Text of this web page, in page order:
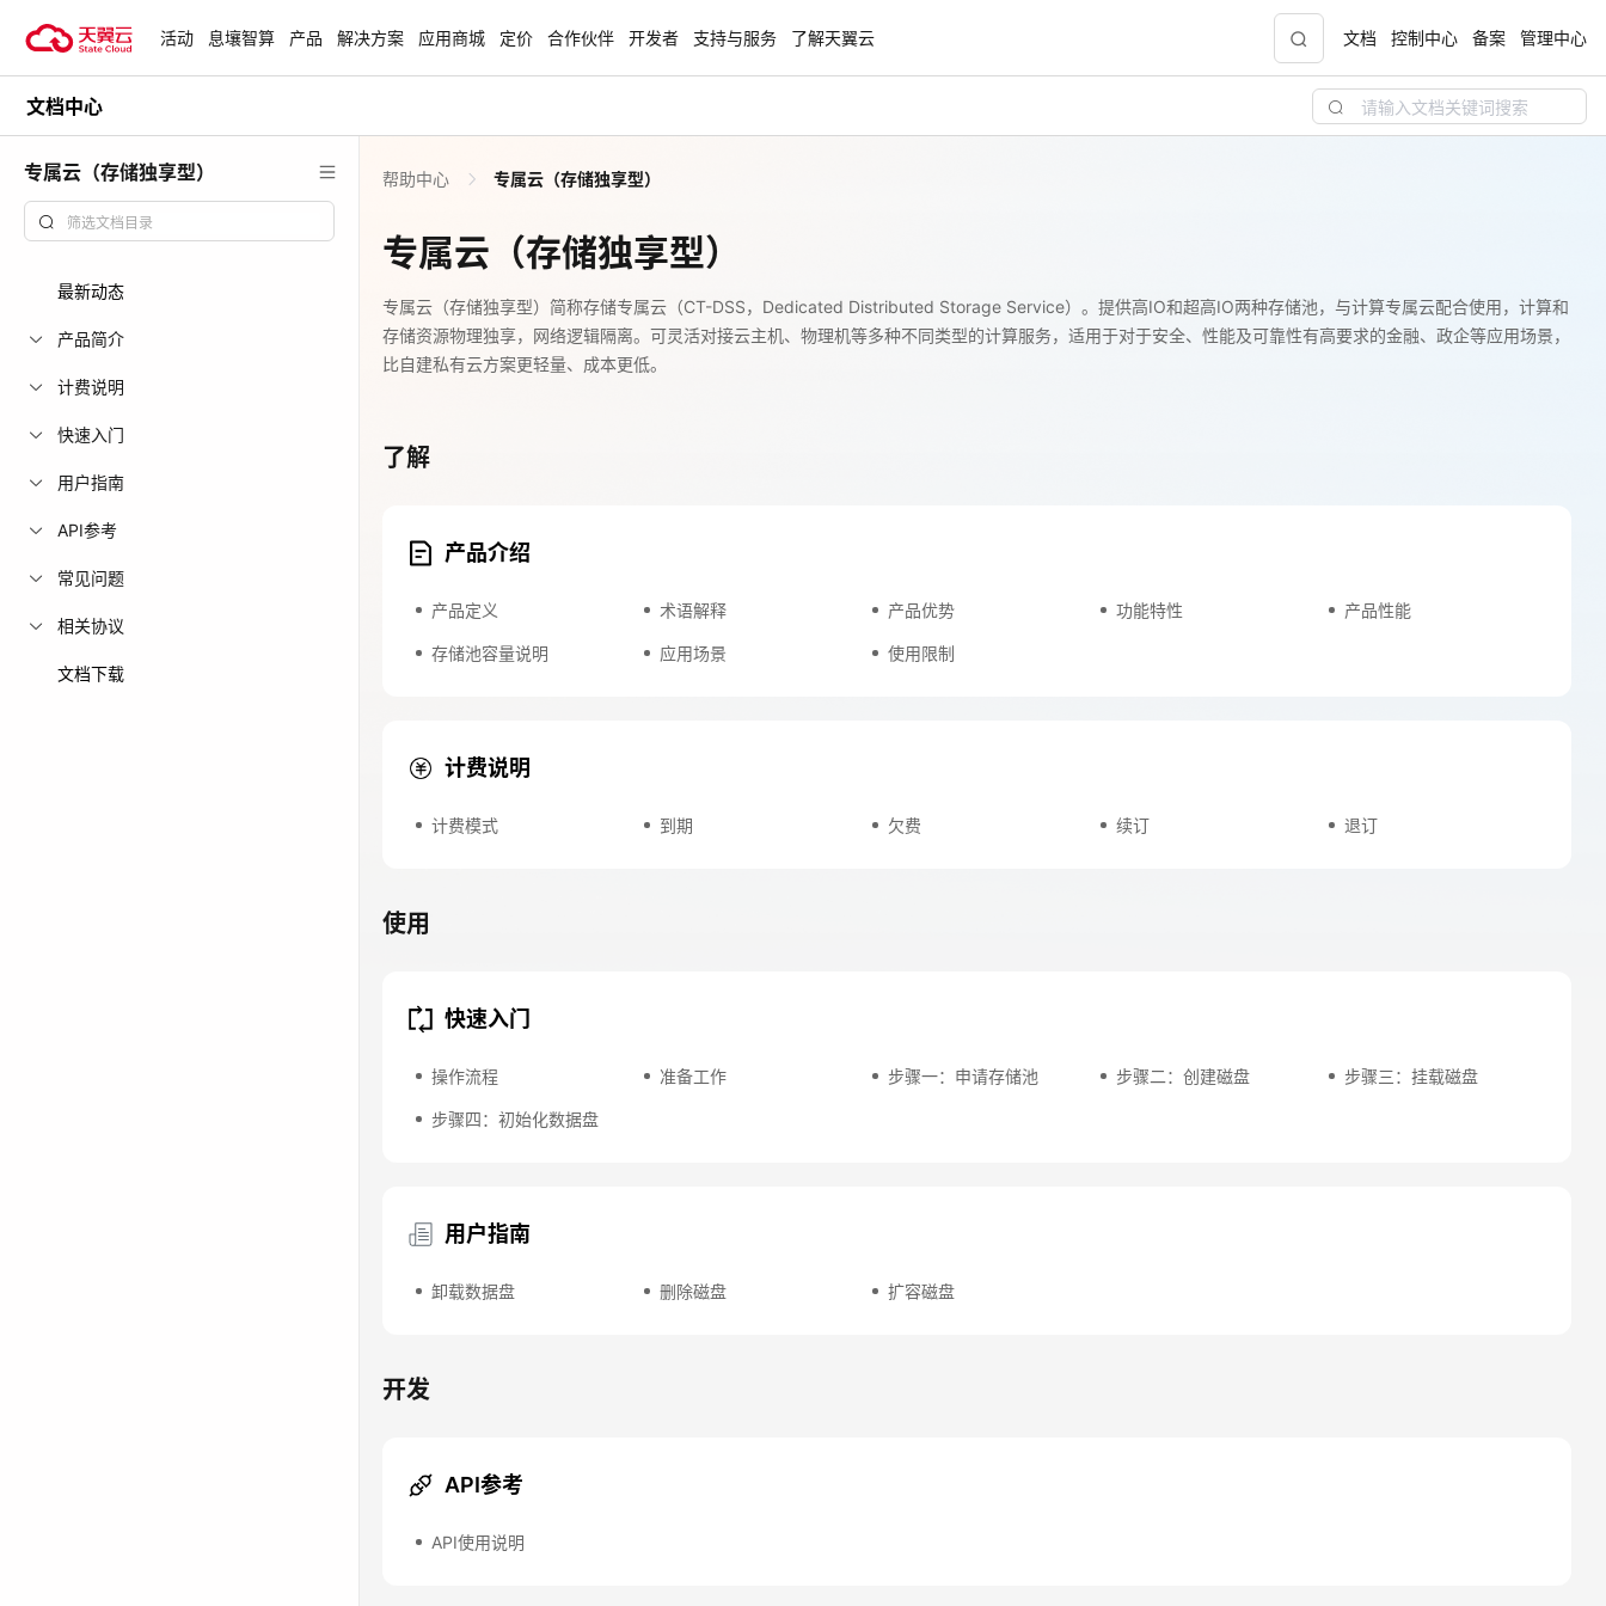
试用，产品折扣等，助您降本增
安全隔离版OpenClaw NEW
起
企业出海解决方案 NEW
助力您的业务扬帆出海，通达全球！
天翼云信创专区 NEW
“一云多芯、一云多态”,国产化软件全面适配，
中小企业服务商合作专区
国家云助力中小企业腾飞，高额上云补贴重磅
爆款云主机全场特惠，2核4G只要1.8折起！
免费活动
多款云产品免费试用，快来开启云上之旅 您的洞察，重塑科技边界
活动 息壤智算 产品 解决方案 应用商城 定价 合作伙伴 开发者 支持与服务 了解天翼云 文档 控制中心 备案 管理中心
文档中心
专属云（存储独享型）
最新动态
产品简介
计费说明
快速入门
用户指南
API参考
常见问题
相关协议
文档下载
帮助中心 专属云（存储独享型）
专属云（存储独享型）
专属云（存储独享型）简称存储专属云（CT-DSS，Dedicated Distributed Storage Service）。提供高IO和超高IO两种存储池，与计算专属云配合使用，计算和
存储资源物理独享，网络逻辑隔离。可灵活对接云主机、物理机等多种不同类型的计算服务，适用于对于安全、性能及可靠性有高要求的金融、政企等应用场景，
比自建私有云方案更轻量、成本更低。
了解
产品介绍
产品定义 术语解释 产品优势 功能特性 产品性能
存储池容量说明 应用场景 使用限制
计费说明
计费模式 到期 欠费 续订 退订
使用
快速入门
操作流程 准备工作 步骤一：申请存储池 步骤二：创建磁盘 步骤三：挂载磁盘
步骤四：初始化数据盘
用户指南
卸载数据盘 删除磁盘 扩容磁盘
开发
API参考
API使用说明